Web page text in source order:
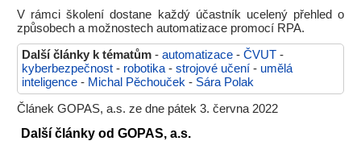
V rámci školení dostane každý účastník ucelený přehled o
způsobech a možnostech automatizace promocí RPA.
Další články k tématům - automatizace - ČVUT -
kyberbezpečnost - robotika - strojové učení - umělá
inteligence - Michal Pěchouček - Sára Polak
Článek GOPAS, a.s. ze dne pátek 3. června 2022
Další články od GOPAS, a.s.